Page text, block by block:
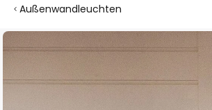
Außenwandleuchten
Zum
Ende